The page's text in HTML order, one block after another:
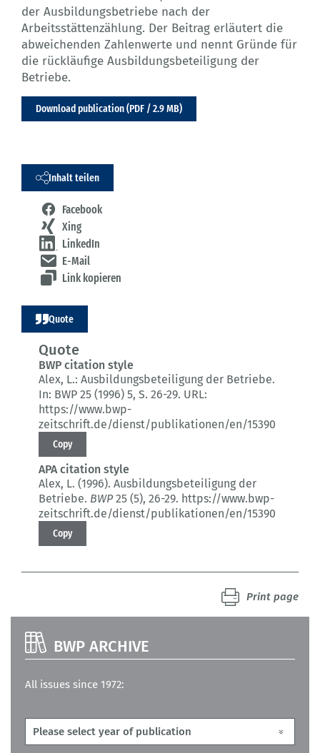
der Ausbildungsbetriebe nach der
Arbeitsstättenzählung. Der Beitrag erläutert die
abweichenden Zahlenwerte und nennt Gründe für
die rückläufige Ausbildungsbeteiligung der
Betriebe.
Download publication (PDF / 2.9 MB)
Inhalt teilen
Facebook
Xing
LinkedIn
E-Mail
Link kopieren
Quote
Quote
BWP citation style
Alex, L.: Ausbildungsbeteiligung der Betriebe.
In: BWP 25 (1996) 5, S. 26-29. URL:
https://www.bwp-
zeitschrift.de/dienst/publikationen/en/15390
Copy
APA citation style
Alex, L. (1996). Ausbildungsbeteiligung der
Betriebe. BWP25 (5), 26-29. https://www.bwp-
zeitschrift.de/dienst/publikationen/en/15390
Copy
Print page
BWP ARCHIVE
All issues since 1972: